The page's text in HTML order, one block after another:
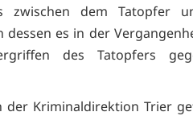
zwischen dem Tatopfer
es in der
des Tatopfers
der Kriminaldirektion Trier